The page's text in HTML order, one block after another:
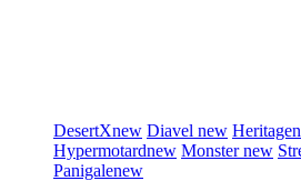
DesertXnew Diavel new Heritage
Hypermotardnew Monsternew
Panigalenew